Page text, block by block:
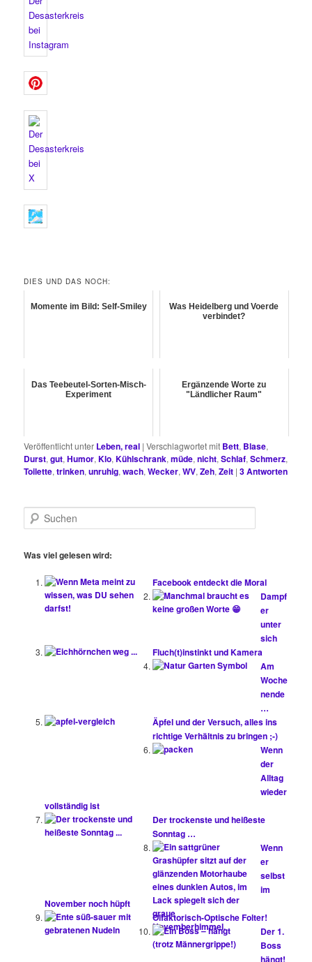
DIES UND DAS NOCH:
Momente im Bild: Self-Smiley
Was Heidelberg und Voerde
verbindet?
Das Teebeutel-Sorten-Misch-
Experiment
Ergänzende Worte zu
"Ländlicher Raum"
Veröffentlicht unter Leben, real |Verschlagwortet mit Bett, Blase,
Durst,gut,Humor,Klo,Kühlschrank,müde,nicht,Schlaf,Schmerz,
Toilette,trinken,unruhig,wach,Wecker,WV,Zeh,Zeit |3Antworten
u
h
Was viel gelesen wird:
Facebook entdeckt die Moral
Dampf
er
unter
sich
Fluch(t)instinkt und Kamera
Am
Woche
nende
…
Äpfel und der Versuch, alles ins
richtige Verhältnis zu bringen ;-)
Wenn
der
Alltag
wieder
vollständig ist
Der trockenste und heißeste
Sonntag …
Wenn
er
selbst
im
November noch hüpft
Olfaktorisch-Optische Folter!
Der 1.
Boss
hängt!